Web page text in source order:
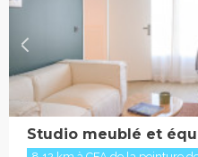
Studio meublé et